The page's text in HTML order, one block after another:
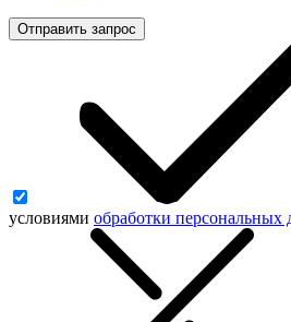
Отправить запрос
условиями обработки персональных